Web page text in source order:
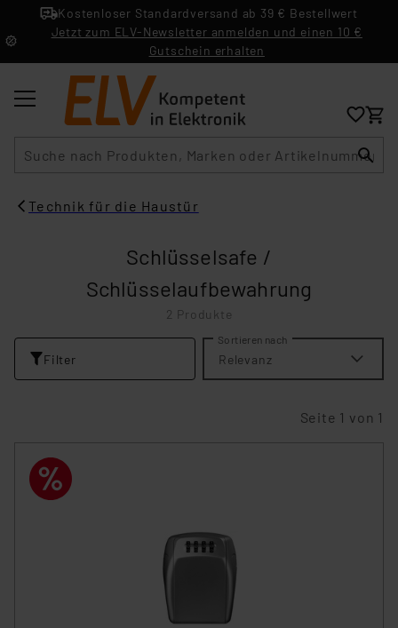
Kostenloser Standardversand ab 39 € Bestellwert
Jetzt zum ELV-Newsletter anmelden und einen 10 €
Gutschein erhalten
Technik für die Haustür
Schlüsselsafe /
Schlüsselaufbewahrung
2 Produkte
Filter
Sortieren nach
Relevanz
Seite 1 von 1